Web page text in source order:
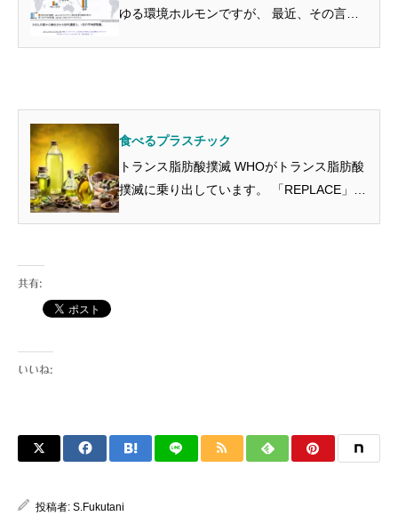
ゆる環境ホルモンですが、 最近、その言葉
も廃止されています。 一部...
食べるプラスチック
トランス脂肪酸撲滅 WHOがトランス脂肪酸
撲滅に乗り出しています。 「REPLACE」と
共有:
いいね:
投稿者: S.Fukutani